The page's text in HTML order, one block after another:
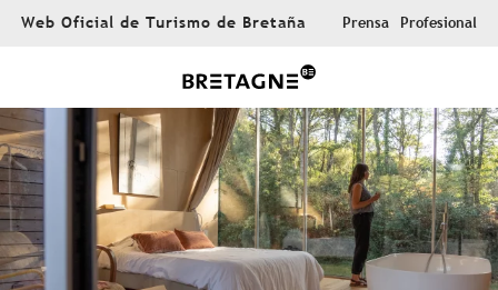
AllerWeb Oficial de Turismo de Bretaña Prensa Profesional